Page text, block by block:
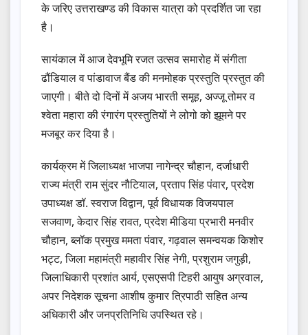
के जरिए उत्तराखण्ड की विकास यात्रा को प्रदर्शित जा रहा
है।
सायंकाल में आज देवभूमि रजत उत्सव समारोह में संगीता
ढौंडियाल व पांडावाज बैंड की मनमोहक प्रस्तुति प्रस्तुत की
जाएगी। बीते दो दिनों में अजय भारती समूह, अज्जू तोमर व
श्वेता महारा की रंगारंग प्रस्तुतियों ने लोगो को झूमने पर
मजबूर कर दिया है।
कार्यक्रम में जिलाध्यक्ष भाजपा नागेन्द्र चौहान, दर्जाधारी
राज्य मंत्री राम सुंदर नौटियाल, प्रताप सिंह पंवार, प्रदेश
उपाध्यक्ष डॉ. स्वराज विद्वान, पूर्व विधायक विजयपाल
सजवाण, केदार सिंह रावत, प्रदेश मीडिया प्रभारी मनवीर
चौहान, ब्लॉक प्रमुख ममता पंवार, गढ़वाल समन्वयक किशोर
भट्ट, जिला महामंत्री महावीर सिंह नेगी, प्रशुराम जगुड़ी,
जिलाधिकारी प्रशांत आर्य, एसएसपी टिहरी आयुष अग्रवाल,
अपर निदेशक सूचना आशीष कुमार त्रिपाठी सहित अन्य
अधिकारी और जनप्रतिनिधि उपस्थित रहे।